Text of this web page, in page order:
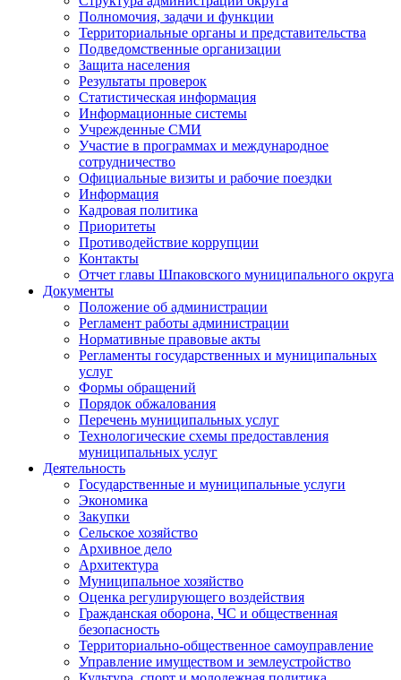
Полномочия, задачи и функции
Территориальные органы и представительства
Подведомственные организации
Защита населения
Результаты проверок
Статистическая информация
Информационные системы
Учрежденные СМИ
Участие в программах и международное
сотрудничество
Официальные визиты и рабочие поездки
Информация
Кадровая политика
Приоритеты
Противодействие коррупции
Контакты
Отчет главы Шпаковского муниципального округа
Документы
Положение об администрации
Регламент работы администрации
Нормативные правовые акты
Регламенты государственных и муниципальных
услуг
Формы обращений
Порядок обжалования
Перечень муниципальных услуг
Технологические схемы предоставления
муниципальных услуг
Деятельность
Государственные и муниципальные услуги
Экономика
Закупки
Сельское хозяйство
Архивное дело
Архитектура
Муниципальное хозяйство
Оценка регулирующего воздействия
Гражданская оборона, ЧС и общественная
безопасность
Территориально-общественное самоуправление
Управление имуществом и землеустройство